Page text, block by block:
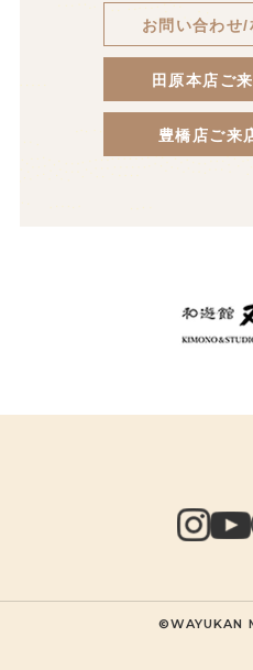
お問い合わせ
田原本店ご
豊橋店ご来
©WAYUKAN